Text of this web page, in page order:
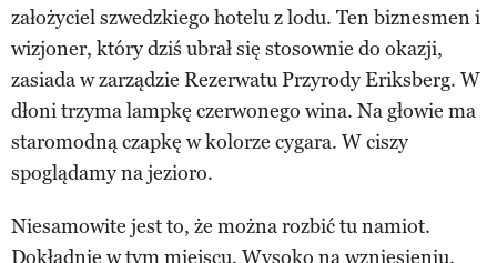
założyciel szwedzkiego hotelu z lodu. Ten biznesmen i
wizjoner, który dziś ubrał się stosownie do okazji,
zasiada w zarządzie Rezerwatu Przyrody Eriksberg. W
dłoni trzyma lampkę czerwonego wina. Na głowie ma
staromodną czapkę w kolorze cygara. W ciszy
spoglądamy na jezioro.
Niesamowite jest to, że można rozbić tu namiot.
Dokładnie w tym miejscu. Wysoko na wzniesieniu.